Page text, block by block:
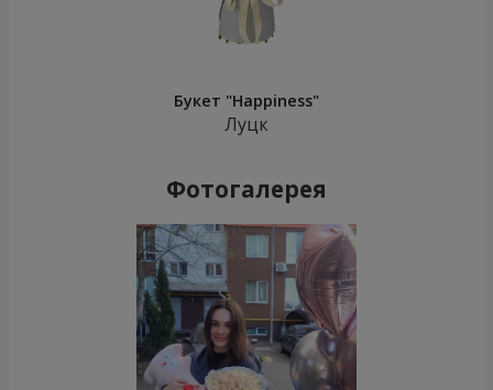
Букет "Happiness"
Луцк
Фотогалерея